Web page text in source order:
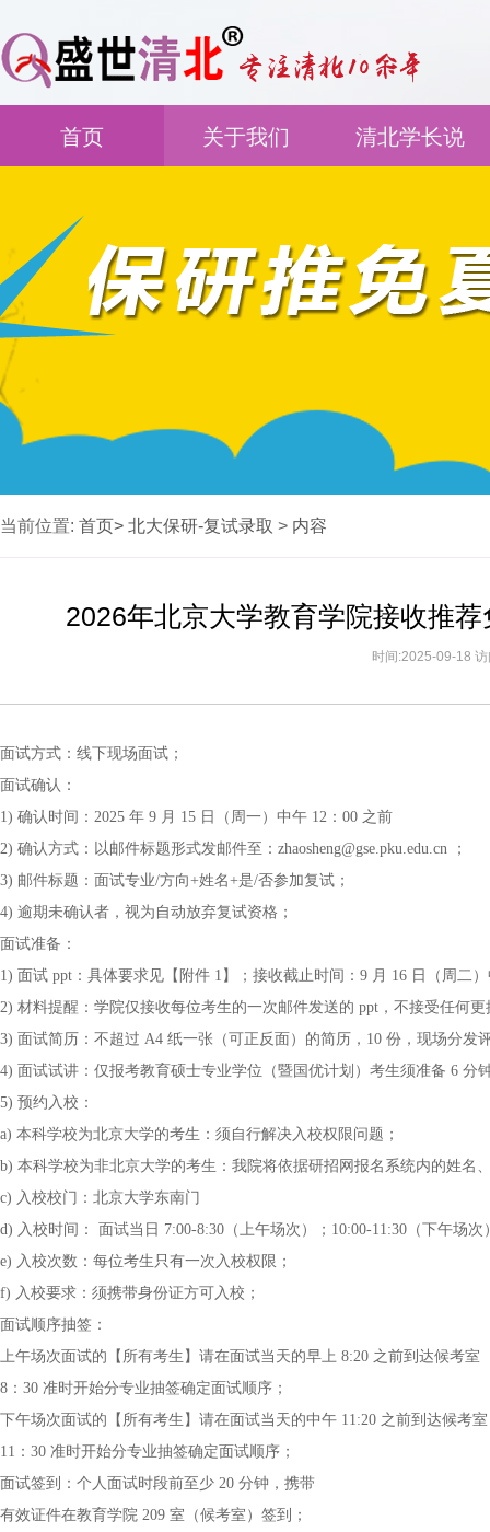
首页 关于我们 清北学长说
当前位置: 首页> 北大保研-复试录取 > 内容
2026年北京大学教育学院接收推
时间:2025-09-18
面试方式：线下现场面试；
面试确认：
1) 确认时间：2025 年 9 月 15 日（周一）中午 12：00 之前
2) 确认方式：以邮件标题形式发邮件至：zhaosheng@gse.pku.edu.cn ；
3) 邮件标题：面试专业/方向+姓名+是/否参加复试；
4) 逾期未确认者，视为自动放弃复试资格；
面试准备：
1) 面试 ppt：具体要求见【附件 1】；接收截止时间：9 月 16 日（周二
2) 材料提醒：学院仅接收每位考生的一次邮件发送的 ppt，不接受任何
3) 面试简历：不超过 A4 纸一张（可正反面）的简历，10 份，现场分发
4) 面试试讲：仅报考教育硕士专业学位（暨国优计划）考生须准备 6 分
5) 预约入校：
a) 本科学校为北京大学的考生：须自行解决入校权限问题；
b) 本科学校为非北京大学的考生：我院将依据研招网报名系统内的姓名
c) 入校校门：北京大学东南门
d) 入校时间： 面试当日 7:00-8:30（上午场次）；10:00-11:30（下午场次
e) 入校次数：每位考生只有一次入校权限；
f) 入校要求：须携带身份证方可入校；
面试顺序抽签：
上午场次面试的【所有考生】请在面试当天的早上 8:20 之前到达候考室
8：30 准时开始分专业抽签确定面试顺序；
下午场次面试的【所有考生】请在面试当天的中午 11:20 之前到达候考
11：30 准时开始分专业抽签确定面试顺序；
面试签到：个人面试时段前至少 20 分钟，携带
有效证件在教育学院 209 室（候考室）签到；